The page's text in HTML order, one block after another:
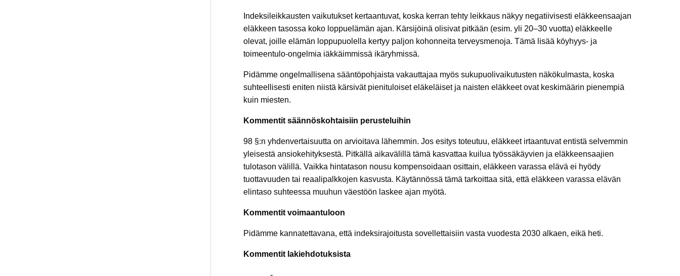
Indeksileikkausten vaikutukset kertaantuvat, koska kerran tehty leikkaus näkyy negatiivisesti eläkkeensaajan
eläkkeen tasossa koko loppuelämän ajan. Kärsijöinä olisivat pitkään (esim. yli 20–30 vuotta) eläkkeelle
olevat, joille elämän loppupuolella kertyy paljon kohonneita terveysmenoja. Tämä lisää köyhyys- ja
toimeentulo-ongelmia iäkkäimmissä ikäryhmissä.
Pidämme ongelmallisena sääntöpohjaista vakauttajaa myös sukupuolivaikutusten näkökulmasta, koska
suhteellisesti eniten niistä kärsivät pienituloiset eläkeläiset ja naisten eläkkeet ovat keskimäärin pienempiä
kuin miesten.
Kommentit säännöskohtaisiin perusteluihin
98 §:n yhdenvertaisuutta on arvioitava lähemmin. Jos esitys toteutuu, eläkkeet irtaantuvat entistä selvemmin
yleisestä ansiokehityksestä. Pitkällä aikavälillä tämä kasvattaa kuilua työssäkäyvien ja eläkkeensaajien
tulotason välillä. Vaikka hintatason nousu kompensoidaan osittain, eläkkeen varassa elävä ei hyödy
tuottavuuden tai reaalipalkkojen kasvusta. Käytännössä tämä tarkoittaa sitä, että eläkkeen varassa elävän
elintaso suhteessa muuhun väestöön laskee ajan myötä.
Kommentit voimaantuloon
Pidämme kannatettavana, että indeksirajoitusta sovellettaisiin vasta vuodesta 2030 alkaen, eikä heti.
Kommentit lakiehdotuksista